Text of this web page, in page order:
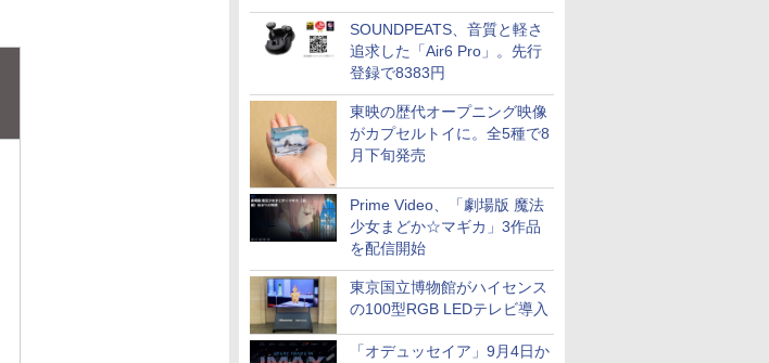
配信など。夏の特番・配信情
報
SOUNDPEATS、音質と軽さ
追求した「Air6 Pro」。先行
登録で8383円
東映の歴代オープニング映像
がカプセルトイに。全5種で8
月下旬発売
Prime Video、「劇場版 魔法
少女まどか☆マギカ」3作品
を配信開始
東京国立博物館がハイセンス
の100型RGB LEDテレビ導入
「オデュッセイア」9月4日か